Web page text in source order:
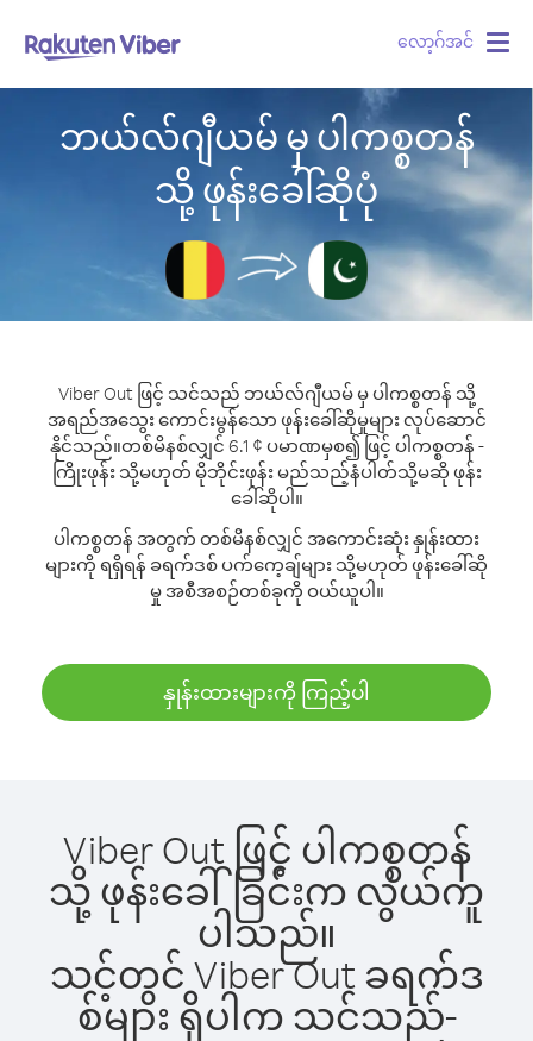
လော့ဂ်အင်
ဘယ်လ်ဂျီယမ် မှ ပါကစ္စတန်
သို့ ဖုန်းခေါ်ဆိုပုံ
Viber Out ဖြင့် သင်သည် ဘယ်လ်ဂျီယမ် မှ ပါကစ္စတန် သို့
အရည်အသွေး ကောင်းမွန်သော ဖုန်းခေါ်ဆိုမှုများ လုပ်ဆောင်
နိုင်သည်။တစ်မိနစ်လျှင် 6.1 ¢ ပမာဏမှစ၍ ဖြင့် ပါကစ္စတန် -
ကြိုးဖုန်း သို့မဟုတ် မိုဘိုင်းဖုန်း မည်သည့်နံပါတ်သို့မဆို ဖုန်း
ခေါ်ဆိုပါ။
ပါကစ္စတန် အတွက် တစ်မိနစ်လျှင် အကောင်းဆုံး နှုန်းထား
များကို ရရှိရန် ခရက်ဒစ် ပက်ကေ့ချ်များ သို့မဟုတ် ဖုန်းခေါ်ဆို
မှု အစီအစဉ်တစ်ခုကို ဝယ်ယူပါ။
နှုန်းထားများကို ကြည့်ပါ
Viber Out ဖြင့် ပါကစ္စတန်
သို့ ဖုန်းခေါ်ခြင်းက လွယ်ကူ
ပါသည်။
သင့်တွင် Viber Out ခရက်ဒ
စ်များ ရှိပါက သင်သည်-